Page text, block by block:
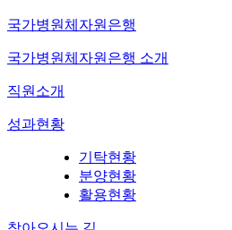
국가병원체자원은행
국가병원체자원은행 소개
직원소개
성과현황
기탁현황
분양현황
활용현황